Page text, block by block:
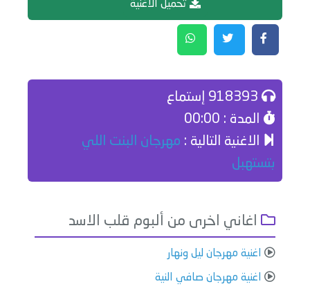
تحميل الاغنية
المدة : 00:00
الاغنية التالية : مهرجان البنت اللي
بتستهبل
اغاني اخرى من ألبوم قلب الاسد
اغنية مهرجان ليل ونهار
اغنية مهرجان صافي النية